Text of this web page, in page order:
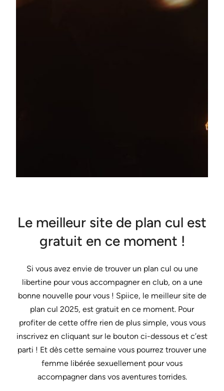
Le meilleur site de plan cul est
gratuit en ce moment !
Si vous avez envie de trouver un plan cul ou une
libertine pour vous accompagner en club, on a une
bonne nouvelle pour vous ! Spiice, le meilleur site de
plan cul 2025, est gratuit en ce moment. Pour
profiter de cette offre rien de plus simple, vous vous
inscrivez en cliquant sur le bouton ci-dessous et c’est
parti ! Et dès cette semaine vous pourrez trouver une
femme libérée sexuellement pour vous
accompagner dans vos aventures torrides.